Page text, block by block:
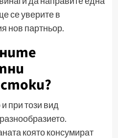
се уверите в
нов партньор.
при този вид
която консумират